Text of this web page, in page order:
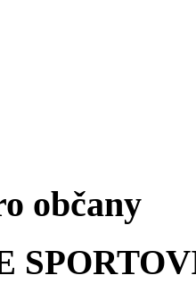
občany